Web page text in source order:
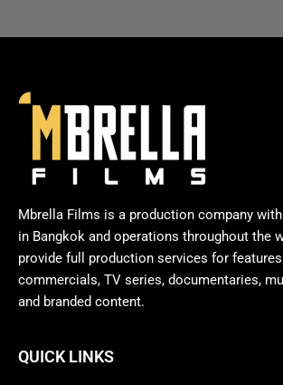
Mbrella Films is a production company
in Bangkok and operations throughout the
provide full production services for
commercials, TV series, documentaries,
and branded content.
QUICK LINKS